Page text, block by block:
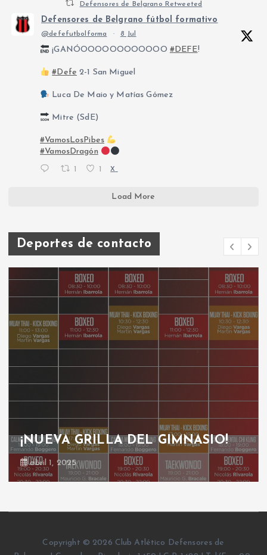
Defensores de Belgrano Retweeted
Defensores de Belgrano fútbol formativo
@defefutbolforma · 8 Jul
¡GANÓOOOOOOOOOOOO #DEFE!
#Defe 2-1 San Miguel
Luca De Maio y Matías Gómez
Mitre (SdE)
#VamosLosPibes
#VamosDragón
X
Load More
Deportes de contacto
¡NUEVA GRILLA DEL GIMNASIO!
abril 1, 2025
Copyright © 2026 Club Atlético Defensores de